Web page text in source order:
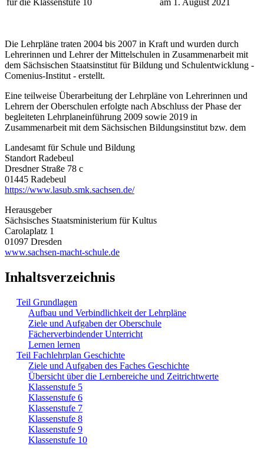
Die Lehrpläne traten 2004 bis 2007 in Kraft und wurden durch
Lehrerinnen und Lehrer der Mittelschulen in Zusammenarbeit mit
dem Sächsischen Staatsinstitut für Bildung und Schulentwicklung -
Comenius-Institut - erstellt.
Eine teilweise Überarbeitung der Lehrpläne von Lehrerinnen und
Lehrern der Oberschulen erfolgte nach Abschluss der Phase der
begleiteten Lehrplaneinführung 2009 sowie 2019 in
Zusammenarbeit mit dem Sächsischen Bildungsinstitut bzw. dem
Landesamt für Schule und Bildung
Standort Radebeul
Dresdner Straße 78 c
01445 Radebeul
https://www.lasub.smk.sachsen.de/
Herausgeber
Sächsisches Staatsministerium für Kultus
Carolaplatz 1
01097 Dresden
www.sachsen-macht-schule.de
Inhaltsverzeichnis
Teil Grundlagen
Aufbau und Verbindlichkeit der Lehrpläne
Ziele und Aufgaben der Oberschule
Fächerverbindender Unterricht
Lernen lernen
Teil Fachlehrplan Geschichte
Ziele und Aufgaben des Faches Geschichte
Übersicht über die Lernbereiche und Zeitrichtwerte
Klassenstufe 5
Klassenstufe 6
Klassenstufe 7
Klassenstufe 8
Klassenstufe 9
Klassenstufe 10